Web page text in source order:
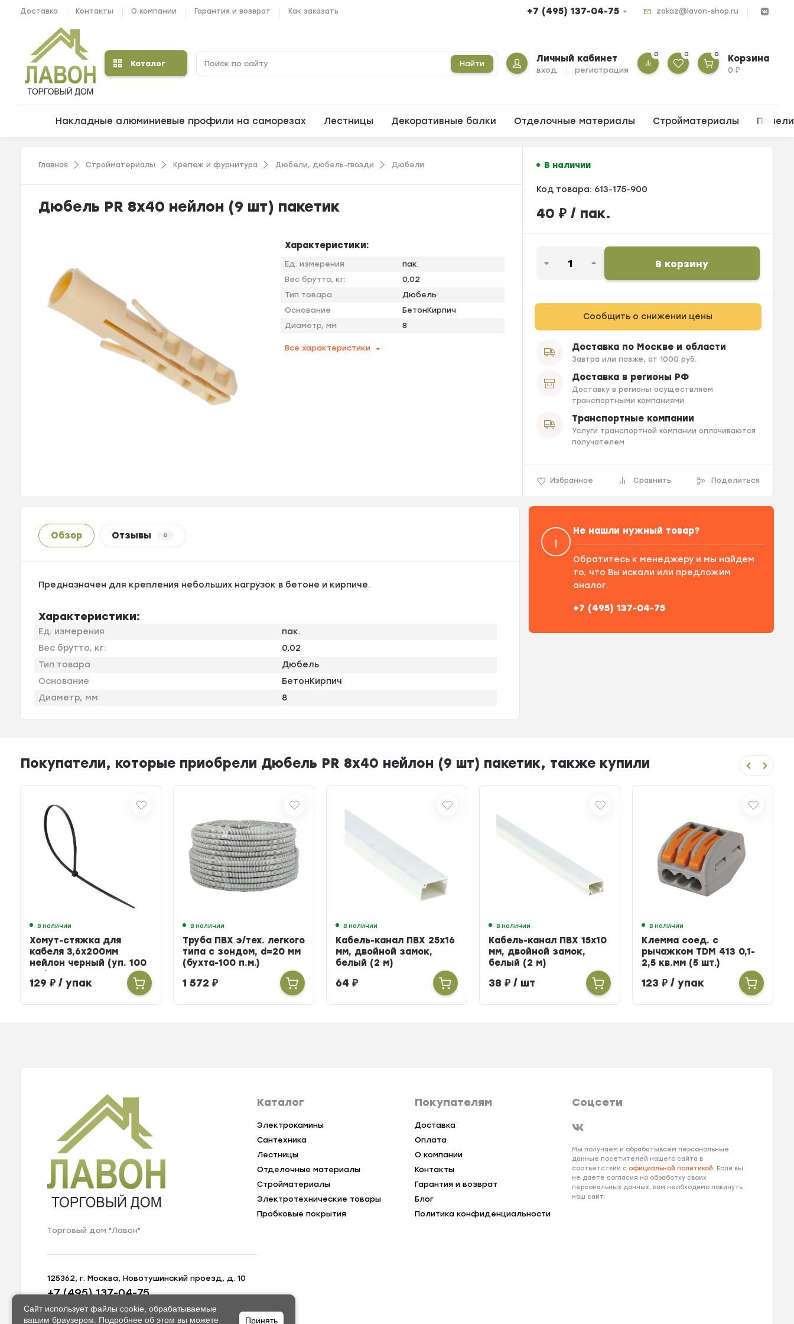
Доставка Контакты О компании Гарантия и возврат Как заказать +7 (495) 137-04-75 zakaz@lavon-shop.ru
Каталог Найти Личный кабинет
вход регистрация
0 0 0 Корзина
0₽
Накладные алюминиевые профили на саморезах Лестницы Декоративные балки Отделочные материалы Стройматериалы
Главная Стройматериалы Крепеж и фурнитура Дюбели, дюбель-гвозди Дюбели
Дюбель PR 8х40 нейлон (9 шт) пакетик
Характеристики:
Ед. измерения
пак.
Вес брутто, кг:
0,02
Тип товара
Дюбель
Основание
БетонКирпич
Диаметр, мм
8
Все характеристики
В наличии
Код товара: 613-175-900
40 ₽/ пак.
В корзину
Сообщить о снижении цены
Доставка по Москве и области
Завтра или позже, от 1000 руб.
Доставка в регионы РФ
Доставку в регионы осуществляем
транспортными компаниями
Транспортные компании
Услуги транспортной компании оплачиваются
получателем
Избранное Сравнить Поделиться
Обзор Отзывы 0
Предназначен для крепления небольших нагрузок в бетоне и кирпиче.
Характеристики:
Ед. измерения
пак.
Вес брутто, кг:
0,02
Тип товара
Дюбель
Основание
БетонКирпич
Диаметр, мм
8
Не нашли нужный товар?
Обратитесь к менеджеру и мы найдем
то, что Вы искали или предложим
аналог.
+7 (495) 137-04-75
Покупатели, которые приобрели Дюбель PR 8х40 нейлон (9 шт) пакетик, также купили
В наличии
Хомут-стяжка для
кабеля 3,6х200мм
нейлон черный (уп. 100
шт.)
129₽ / упак
В наличии
Труба ПВХ э/тех. легкого
типа с зондом, d=20 мм
(бухта-100 п.м.)
1 572₽
В наличии
Кабель-канал ПВХ 25х16
мм, двойной замок,
белый (2 м)
64₽
В наличии
Кабель-канал ПВХ 15х10
мм, двойной замок,
белый (2 м)
38₽ / шт
В наличии
Клемма соед. с
рычажком TDM 413 0,1-
2,5 кв.мм (5 шт.)
123₽ / упак
Торговый дом "Лавон"
125362, г. Москва, Новотушинский проезд, д. 10
+7 (495) 137-04-75
zakaz@lavon-shop.ru
Каталог
Электрокамины
Сантехника
Лестницы
Отделочные материалы
Стройматериалы
Электротехнические товары
Пробковые покрытия
Покупателям
Доставка
Оплата
О компании
Контакты
Гарантия и возврат
Блог
Политика конфиденциальности
Соцсети
Мы получаем и обрабатываем персональные
данные посетителей нашего сайта в
соответствии с официальной политикой. Если вы
не даете согласия на обработку своих
персональных данных, вам необходимо покинуть
наш сайт.
Сайт использует файлы cookie, обрабатываемые
вашим браузером. Подробнее об этом вы можете
Принять